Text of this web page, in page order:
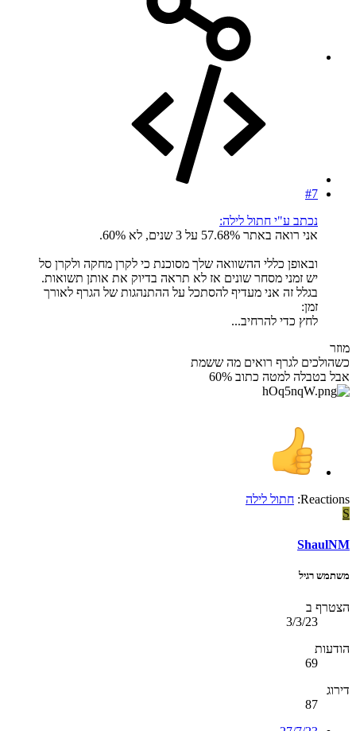
#7
נכתב ע"י חתול לילה:
אני רואה באתר 57.68% על 3 שנים, לא 60%.
ובאופן כללי ההשוואה שלך מסוכנת כי לקרן מחקה ולקרן סל
יש זמני מסחר שונים אז לא תראה בדיוק את אותן תשואות.
בגלל זה אני מעדיף להסתכל על ההתנהגות של הגרף לאורך
זמן:
לחץ כדי להרחיב...
מוזר
כשהולכים לגרף רואים מה ששמת
אבל בטבלה למטה כתוב 60%
Reactions: חתול לילה
S
ShaulNM
משתמש רגיל
הצטרף ב
3/3/23
הודעות
69
דירוג
87